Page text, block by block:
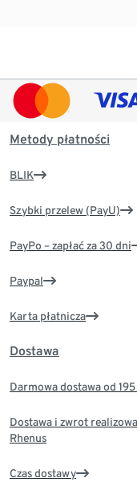
Metody płatności
BLIK
Szybki przelew (PayU)
PayPo – zapłać za 30 dni
Paypal
Karta płatnicza
Dostawa
Darmowa dostawa od 195
Dostawa i zwrot
Rhenus
Czas dostawy